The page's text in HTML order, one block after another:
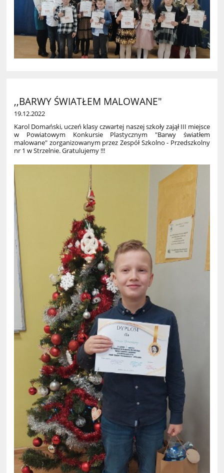
,,BARWY ŚWIATŁEM MALOWANE"
19.12.2022
Karol Domański, uczeń klasy czwartej naszej szkoły zająłIII miejsce
w Powiatowym Konkursie Plastycznym "Barwy światłem
malowane" zorganizowanym przez ZespółSzkolno - Przedszkolny
nr 1 w Strzelnie. Gratulujemy !!!